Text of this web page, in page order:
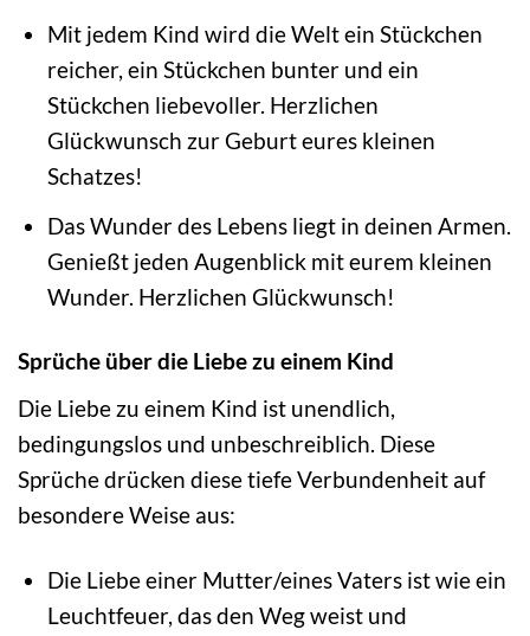
Mit jedem Kind wird die Welt ein Stückchen
reicher, ein Stückchen bunter und ein
Stückchen liebevoller. Herzlichen
Glückwunsch zur Geburt eures kleinen
Schatzes!
Das Wunder des Lebens liegt in deinen Armen.
Genießt jeden Augenblick mit eurem kleinen
Wunder. Herzlichen Glückwunsch!
Sprüche über die Liebe zu einem Kind
Die Liebe zu einem Kind ist unendlich,
bedingungslos und unbeschreiblich. Diese
Sprüche drücken diese tiefe Verbundenheit auf
besondere Weise aus:
Die Liebe einer Mutter/eines Vaters ist wie ein
Leuchtfeuer, das den Weg weist und